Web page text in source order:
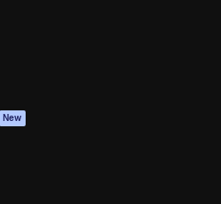
New